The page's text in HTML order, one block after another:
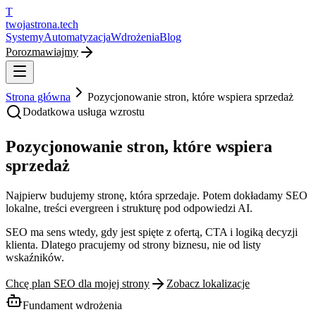
T
twojastrona.tech
SystemyAutomatyzacjaWdrożeniaBlog
Porozmawiajmy
Strona główna
Pozycjonowanie stron, które wspiera sprzedaż
Dodatkowa usługa wzrostu
Pozycjonowanie stron, które wspiera
sprzedaż
Najpierw budujemy stronę, która sprzedaje. Potem dokładamy SEO
lokalne, treści evergreen i strukturę pod odpowiedzi AI.
SEO ma sens wtedy, gdy jest spięte z ofertą, CTA i logiką decyzji
klienta. Dlatego pracujemy od strony biznesu, nie od listy
wskaźników.
Chcę plan SEO dla mojej strony
Zobacz lokalizacje
Fundament wdrożenia